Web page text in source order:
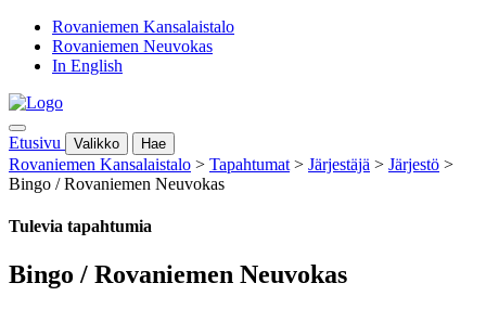
Rovaniemen Kansalaistalo
Rovaniemen Neuvokas
In English
Etusivu Valikko Hae
Rovaniemen Kansalaistalo > Tapahtumat > Järjestäjä > Järjestö >
Bingo / Rovaniemen Neuvokas
Tulevia tapahtumia
Bingo / Rovaniemen Neuvokas